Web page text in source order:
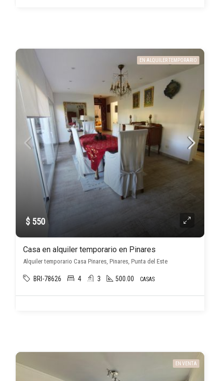
EN ALQUILER TEMPORARIO
$ 550
Casa en alquiler temporario en Pinares
Alquiler temporario Casa Pinares, Pinares, Punta del Este
BRI-78626 4 3 500.00 CASAS
EN VENTA